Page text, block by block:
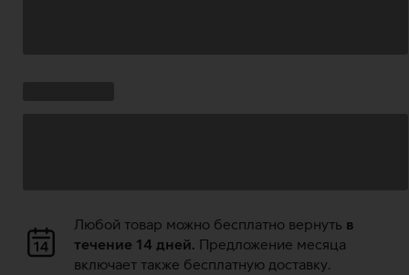
Загрузка
данных
Любой товар можно бесплатно вернуть в
течение 14 дней. Предложение месяца
включает также бесплатную доставку.